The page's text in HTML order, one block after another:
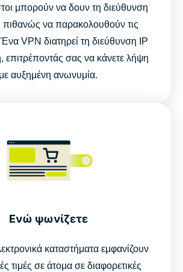
μπορούν να δουν τη διεύθυνση
πιθανώς να παρακολουθούν τις
VPN διατηρεί τη διεύθυνση IP
επιτρέποντάς σας να κάνετε λήψη
με αυξημένη ανωνυμία.
Ενώ ψωνίζετε
καταστήματα εμφανίζουν
τιμές σε άτομα σε διαφορετικές